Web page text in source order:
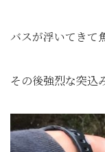
バスが浮いてきて
その後強烈な突込